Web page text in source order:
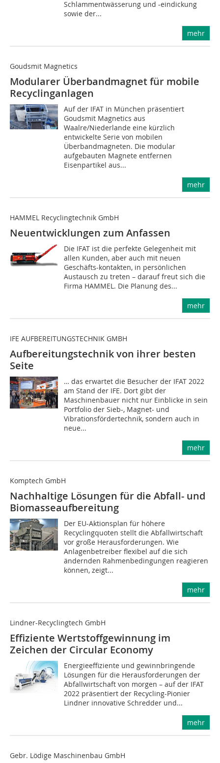
Schlammentwässerung und -eindickung
sowie der...
mehr
Goudsmit Magnetics
Modularer Überbandmagnet für mobile
Recyclinganlagen
Auf der IFAT in München präsentiert
Goudsmit Magnetics aus
Waalre/Niederlande eine kürzlich
entwickelte Serie von mobilen
Überbandmagneten. Die modular
aufgebauten Magnete entfernen
Eisenpartikel aus...
mehr
HAMMEL Recyclingtechnik GmbH
Neuentwicklungen zum Anfassen
Die IFAT ist die perfekte Gelegenheit mit
allen Kunden, aber auch mit neuen
Geschäfts-kontakten, in persönlichen
Austausch zu treten – darauf freut sich die
Firma HAMMEL. Die Planung des...
mehr
IFE AUFBEREITUNGSTECHNIK GMBH
Aufbereitungstechnik von ihrer besten
Seite
… das erwartet die Besucher der IFAT 2022
am Stand der IFE. Dort gibt der
Maschinenbauer nicht nur Einblicke in sein
Portfolio der Sieb-, Magnet- und
Vibrationsfördertechnik, sondern auch in
neue...
mehr
Komptech GmbH
Nachhaltige Lösungen für die Abfall- und
Biomasseaufbereitung
Der EU-Aktionsplan für höhere
Recyclingquoten stellt die Abfallwirtschaft
vor große Herausforderungen. Wie
Anlagenbetreiber flexibel auf die sich
ändernden Rahmenbedingungen reagieren
können, zeigt...
mehr
Lindner-Recyclingtech GmbH
Effiziente Wertstoffgewinnung im
Zeichen der Circular Economy
Energieeffiziente und gewinnbringende
Lösungen für die Herausforderungen der
Abfallwirtschaft von morgen – auf der IFAT
2022 präsentiert der Recycling-Pionier
Lindner innovative Schredder und...
mehr
Gebr. Lödige Maschinenbau GmbH